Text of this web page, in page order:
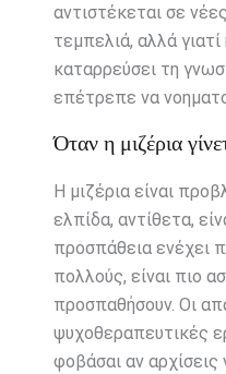
αντιστέκεται σε
τεμπελιά, αλλά
καταρρεύσει τη
επέτρεπε να
Όταν η μιζέρια
Η μιζέρια είναι
ελπίδα, αντίθετα,
προσπάθεια ενέχει
πολλούς, είναι πιο
προσπαθήσουν. Οι
ψυχοθεραπευτικές
φοβάσαι αν αρχίσεις